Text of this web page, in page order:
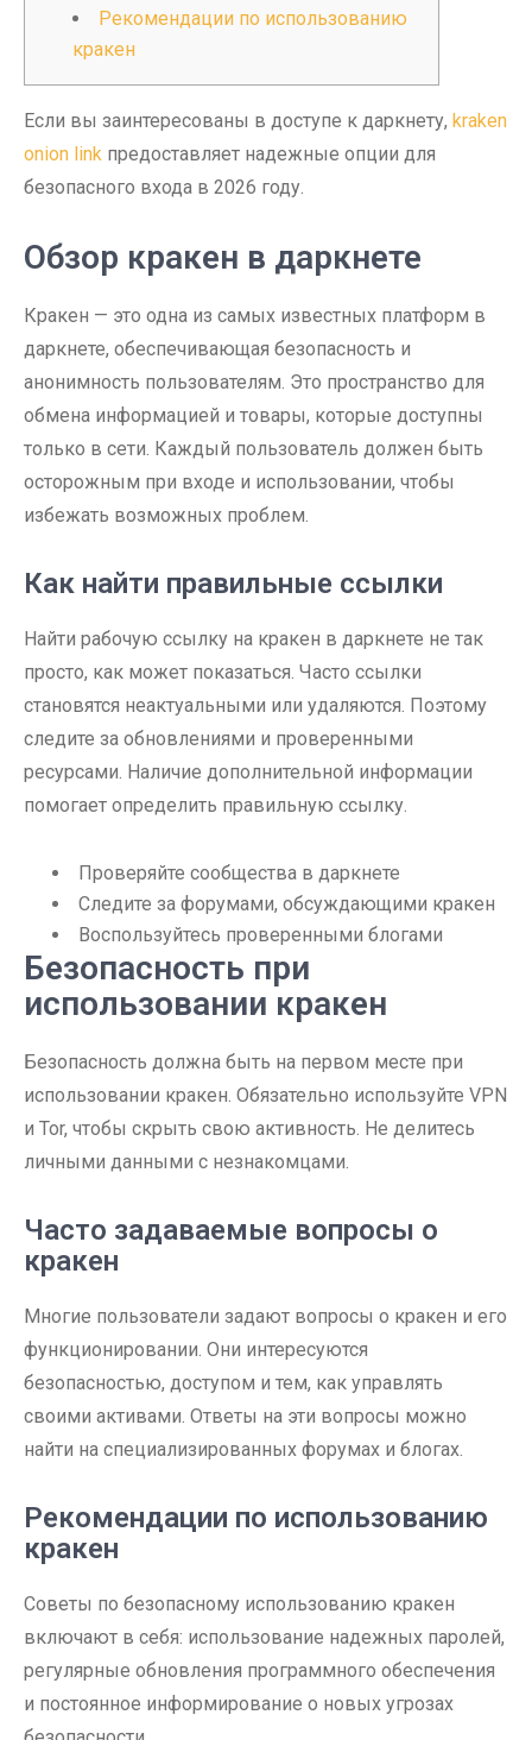
Рекомендации по использованию
кракен
Если вы заинтересованы в доступе к даркнету, kraken
onion link предоставляет надежные опции для
безопасного входа в 2026 году.
Обзор кракен в даркнете
Кракен — это одна из самых известных платформ в
даркнете, обеспечивающая безопасность и
анонимность пользователям. Это пространство для
обмена информацией и товары, которые доступны
только в сети. Каждый пользователь должен быть
осторожным при входе и использовании, чтобы
избежать возможных проблем.
Как найти правильные ссылки
Найти рабочую ссылку на кракен в даркнете не так
просто, как может показаться. Часто ссылки
становятся неактуальными или удаляются. Поэтому
следите за обновлениями и проверенными
ресурсами. Наличие дополнительной информации
помогает определить правильную ссылку.
Проверяйте сообщества в даркнете
Следите за форумами, обсуждающими кракен
Воспользуйтесь проверенными блогами
Безопасность при
использовании кракен
Безопасность должна быть на первом месте при
использовании кракен. Обязательно используйте VPN
и Tor, чтобы скрыть свою активность. Не делитесь
личными данными с незнакомцами.
Часто задаваемые вопросы о
кракен
Многие пользователи задают вопросы о кракен и его
функционировании. Они интересуются
безопасностью, доступом и тем, как управлять
своими активами. Ответы на эти вопросы можно
найти на специализированных форумах и блогах.
Рекомендации по использованию
кракен
Советы по безопасному использованию кракен
включают в себя: использование надежных паролей,
регулярные обновления программного обеспечения
и постоянное информирование о новых угрозах